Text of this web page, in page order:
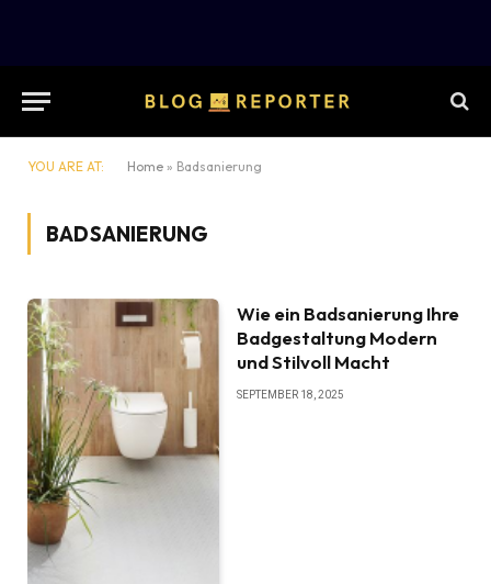
YOU ARE AT: Home » Badsanierung
BADSANIERUNG
Wie ein Badsanierung Ihre
Badgestaltung Modern
und Stilvoll Macht
SEPTEMBER 18, 2025